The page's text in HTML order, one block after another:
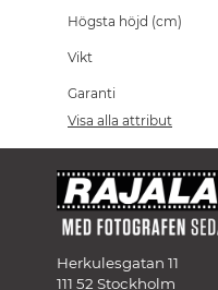
images
Högsta höjd (cm)
Vikt
Garanti
Visa alla attribut
Herkulesgatan 11
111 52 Stockholm